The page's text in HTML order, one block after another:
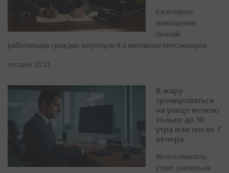
Ежегодное
повышение
пенсий
работающих граждан затронуло 9,3 миллиона пенсионеров
сегодня, 03:23
В жару
тренироваться
на улице можно
только до 10
утра или после 7
вечера
Интенсивность
стоит снизить на